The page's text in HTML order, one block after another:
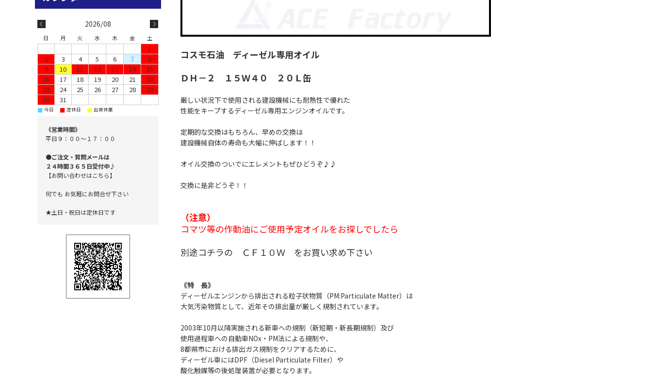
コスモ石油 ディーゼル専用オイル
ＤＨ－２ １５Ｗ４０ ２０Ｌ缶
厳しい状況下で使用される建設機械にも耐熱性で優れた
性能をキープするディーゼル専用エンジンオイルです。
定期的な交換はもちろん、早めの交換は
建設機械自体の寿命も大幅に伸ばします！！
オイル交換のついでにエレメントもぜひどうぞ♪♪
交換に是非どうぞ！！
（注意）
コマツ等の作動油にご使用予定オイルをお探しでしたら
別途コチラの ＣＦ１０Ｗ をお買い求め下さい
《特 長》
ディーゼルエンジンから排出される粒子状物質（PM:Particulate Matter）は
大気汚染物質として、近年その排出量が厳しく規制されています。
2003年10月以降実施される新車への規制（新短期・新長期規制）及び
使用過程車への自動車NOx・PM法による規制や、
8都県市における排出ガス規制をクリアするために、
ディーゼル車にはDPF（Diesel Particulate Filter）や
酸化触媒等の後処理装置が必要となります。
2026/08
日 月 火 水 木 金 土
1
2
3 4 5 6 7
8
9
10 11 12 13 14
15
16
17 18 19 20 21
22
23
24 25 26 27 28
29
30
31
■ 今日 ■ 定休日 ■ 出荷休業
《営業時間》
平日９：００～１７：００
●ご注文・質問メールは
２４時間３６５日受付中♪
【お問い合わせはこちら】
何でも お気軽にお問合せ下さい
★土日・祝日は定休日です